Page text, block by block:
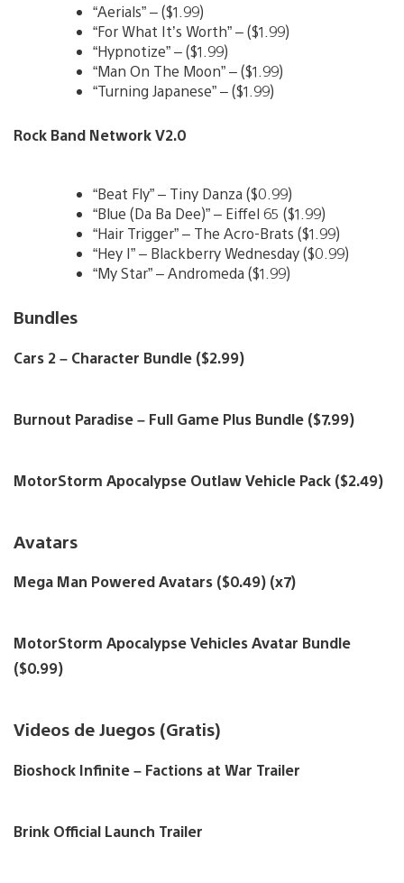
“Aerials” – ($1.99)
“For What It’s Worth” – ($1.99)
“Hypnotize” – ($1.99)
“Man On The Moon” – ($1.99)
“Turning Japanese” – ($1.99)
Rock Band Network V2.0
“Beat Fly” – Tiny Danza ($0.99)
“Blue (Da Ba Dee)” – Eiffel 65 ($1.99)
“Hair Trigger” – The Acro-Brats ($1.99)
“Hey I” – Blackberry Wednesday ($0.99)
“My Star” – Andromeda ($1.99)
Bundles
Cars 2 – Character Bundle ($2.99)
Burnout Paradise – Full Game Plus Bundle ($7.99)
MotorStorm Apocalypse Outlaw Vehicle Pack ($2.49)
Avatars
Mega Man Powered Avatars ($0.49) (x7)
MotorStorm Apocalypse Vehicles Avatar Bundle
($0.99)
Videos de Juegos (Gratis)
Bioshock Infinite – Factions at War Trailer
Brink Official Launch Trailer